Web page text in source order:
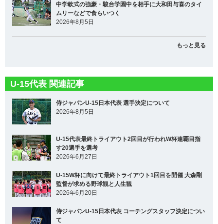
中学軟式の強豪・駿台学園中を相手に大和田与喜のタイ
ムリーなどで食らいつく
2026年8月5日
もっと見る
U-15代表 関連記事
侍ジャパンU-15日本代表 選手決定について
2026年8月5日
U-15代表最終トライアウト2回目が行われW杯連覇目指
す20選手を選考
2026年6月27日
U-15W杯に向けて最終トライアウト1回目を開催 大森剛
監督が求める野球観と人生観
2026年6月20日
侍ジャパンU-15日本代表 コーチングスタッフ決定につい
て